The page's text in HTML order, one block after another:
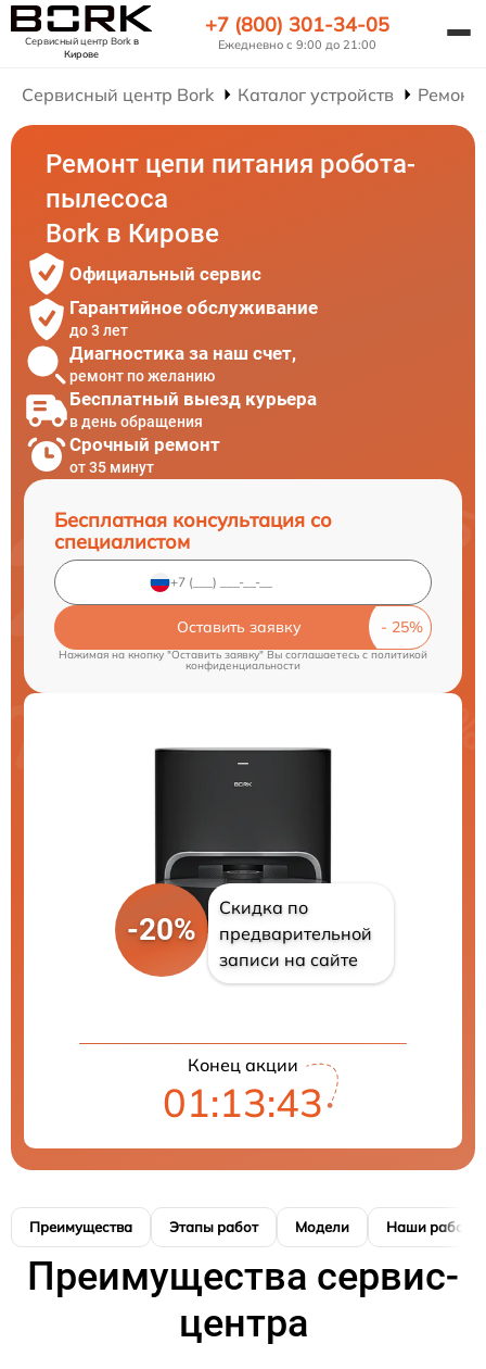
Сервисный центр Borkв
Кирове
+7 (800) 301-34-05
Ежедневно с 9:00 до 21:00
Сервисный центр Bork Каталог устройств Ремонт
Ремонт цепи питания робота-
пылесоса
Bork в Кирове
Официальный сервис
Гарантийное обслуживание
до 3 лет
Диагностика за наш счет,
ремонт по желанию
Бесплатный выезд курьера
в день обращения
Срочный ремонт
от 35 минут
Бесплатная консультация со
специалистом
Оставить заявку
Нажимая на кнопку "Оставить заявку" Вы соглашаетесь cполитикой
конфиденциальности
-20%
Скидка по
предварительной
записи на сайте
Конец акции
01:13:42
Преимущества Этапы работ Модели Наши работы
Преимущества сервис-
центра